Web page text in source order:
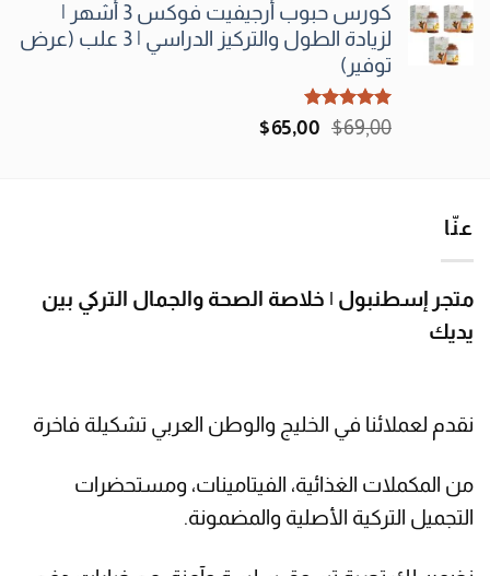
كورس حبوب أرجيفيت فوكس 3 أشهر |
لزيادة الطول والتركيز الدراسي | 3 علب (عرض
توفير)
تم التقييم
5.00من 5
$ 69٫00
السعر$ 65٫00
السعر
عنّا
متجر إسطنبول | خلاصة الصحة والجمال التركي بين
يديك
نقدم لعملائنا في الخليج والوطن العربي تشكيلة فاخرة
من المكملات الغذائية، الفيتامينات، ومستحضرات
التجميل التركية الأصلية والمضمونة.